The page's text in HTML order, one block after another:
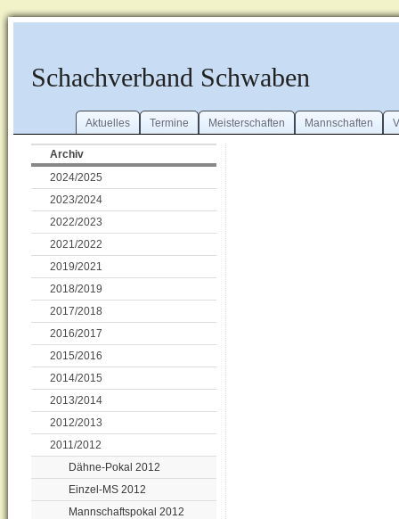
Schachverband Schwaben
Aktuelles Termine Meisterschaften Mannschaften
Archiv
2024/2025
2023/2024
2022/2023
2021/2022
2019/2021
2018/2019
2017/2018
2016/2017
2015/2016
2014/2015
2013/2014
2012/2013
2011/2012
Dähne-Pokal 2012
Einzel-MS 2012
Mannschaftspokal 2012